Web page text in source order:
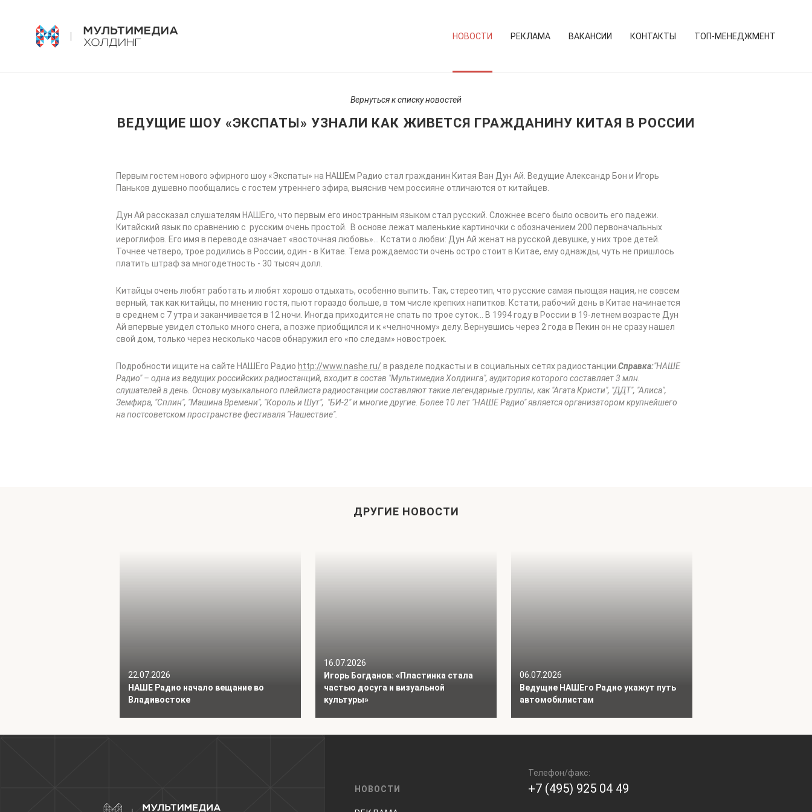
НОВОСТИ РЕКЛАМА ВАКАНСИИ КОНТАКТЫ ТОП-МЕНЕДЖМЕНТ
Вернуться к списку новостей
ВЕДУЩИЕ ШОУ «ЭКСПАТЫ» УЗНАЛИ КАК ЖИВЕТСЯ ГРАЖДАНИНУ КИТАЯ В РОССИИ
Первым гостем нового эфирного шоу «Экспаты» на НАШЕм Радио стал гражданин Китая Ван Дун Ай. Ведущие Александр Бон и Игорь
Паньков душевно пообщались с гостем утреннего эфира, выяснив чем россияне отличаются от китайцев.
Дун Ай рассказал слушателям НАШЕго, что первым его иностранным языком стал русский. Сложнее всего было освоить его падежи.
Китайский язык по сравнению с русским очень простой. В основе лежат маленькие картиночки с обозначением 200 первоначальных
иероглифов. Его имя в переводе означает «восточная любовь»… Кстати о любви: Дун Ай женат на русской девушке, у них трое детей.
Точнее четверо, трое родились в России, один - в Китае. Тема рождаемости очень остро стоит в Китае, ему однажды, чуть не пришлось
платить штраф за многодетность - 30 тысяч долл.
Китайцы очень любят работать и любят хорошо отдыхать, особенно выпить. Так, стереотип, что русские самая пьющая нация, не совсем
верный, так как китайцы, по мнению гостя, пьют гораздо больше, в том числе крепких напитков. Кстати, рабочий день в Китае начинается
в среднем с 7 утра и заканчивается в 12 ночи. Иногда приходится не спать по трое суток… В 1994 году в России в 19-летнем возрасте Дун
Ай впервые увидел столько много снега, а позже приобщился и к «челночному» делу. Вернувшись через 2 года в Пекин он не сразу нашел
свой дом, только через несколько часов обнаружил его «по следам» новостроек.
Подробности ищите на сайте НАШЕго Радио http://www.nashe.ru/ в разделе подкасты и в социальных сетях радиостанции. Справка:"НАШЕ
Радио" – одна из ведущих российских радиостанций, входит в состав "Мультимедиа Холдинга", аудитория которого составляет 3 млн.
слушателей в день. Основу музыкального плейлиста радиостанции составляют такие легендарные группы, как "Агата Кристи", "ДДТ", "Алиса",
Земфира, "Сплин", "Машина Времени", "Король и Шут", "БИ-2" и многие другие. Более 10 лет "НАШЕ Радио" является организатором крупнейшего
на постсоветском пространстве фестиваля "Нашествие".
ДРУГИЕ НОВОСТИ
22.07.2026
НАШЕ Радио начало вещание во
Владивостоке
16.07.2026
Игорь Богданов: «Пластинка стала
частью досуга и визуальной
культуры»
06.07.2026
Ведущие НАШЕго Радио укажут путь
автомобилистам
НОВОСТИ
Телефон/факс:
+7 (495) 925 04 49